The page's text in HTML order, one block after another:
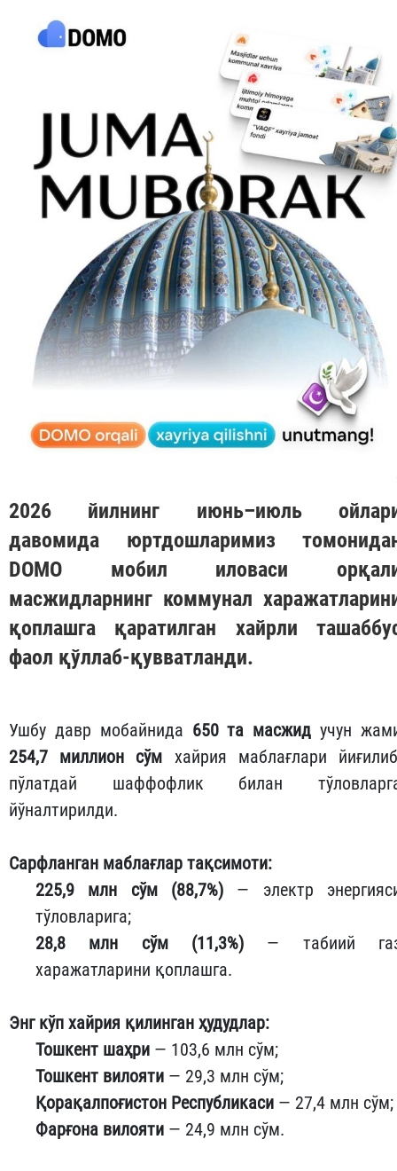
2026 йилнинг июнь–июль
давомида юртдошларимиз
DOMO мобил иловаси
масжидларнинг коммунал
қоплашга қаратилган хайрли
фаол қўллаб-қувватланди.
Ушбу давр мобайнида 650 та масжид учун
254,7 миллион сўм хайрия маблағлари
пўлатдай шаффофлик билан
йўналтирилди.
Сарфланган маблағлар тақсимоти:
225,9 млн сўм (88,7%) — электр
тўловларига;
28,8 млн сўм (11,3%) — табиий
харажатларини қоплашга.
Энг кўп хайрия қилинган ҳудудлар:
Тошкент шаҳри — 103,6 млн сўм;
Тошкент вилояти — 29,3 млн сўм;
Қорақалпоғистон Республикаси — 27,4 млн сўм;
Фарғона вилояти — 24,9 млн сўм.